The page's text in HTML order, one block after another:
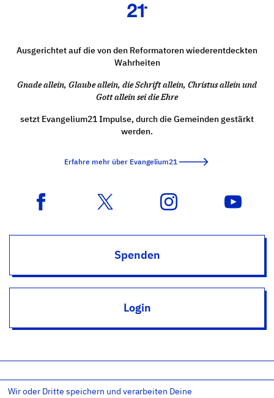
Ausgerichtet auf die von den Reformatoren wiederentdeckten
Wahrheiten
Gnade allein, Glaube allein, die Schrift allein, Christus allein und
Gott allein sei die Ehre
setzt Evangelium21 Impulse, durch die Gemeinden gestärkt
werden.
Erfahre mehr über Evangelium21
Spenden
Login
Impressum Datenschutz Datenschutz-Einstellungen
Wir oder Dritte speichern und verarbeiten Deine